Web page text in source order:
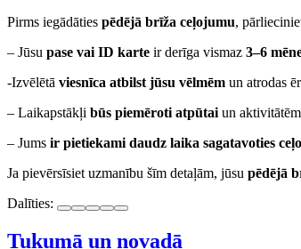
Pirms iegādāties pēdējā brīža ceļojumu,
– Jūsu pase vai ID karte ir derīga vismaz 3–6
-Izvēlētā viesnīca atbilst jūsu vēlmēm un atrodas
– Laikapstākļi būs piemēroti atpūtai un
– Jums ir pietiekami daudz laika sagatavoties
Ja pievērsīsiet uzmanību šīm detaļām, jūsu pēdējā
Dalīties:
Tukumā un novadā